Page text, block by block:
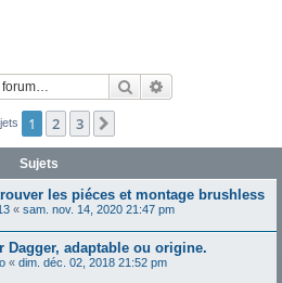
Rechercher
1 2 3
Sujets
les piéces et montage brushless
« sam. nov. 14, 2020 21:47 pm
Dagger, adaptable ou origine.
« dim. déc. 02, 2018 21:52 pm